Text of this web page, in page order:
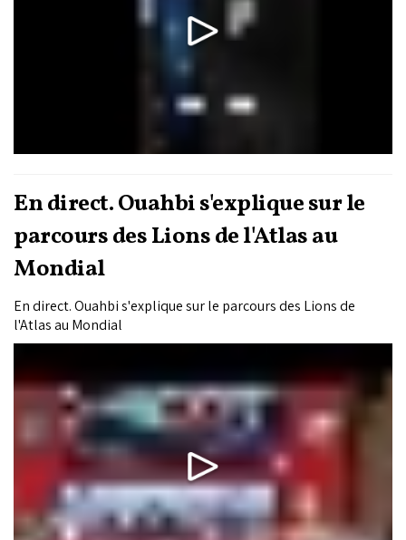
En direct. Ouahbi s'explique sur le
parcours des Lions de l'Atlas au
Mondial
En direct. Ouahbi s'explique sur le parcours des Lions de
l'Atlas au Mondial